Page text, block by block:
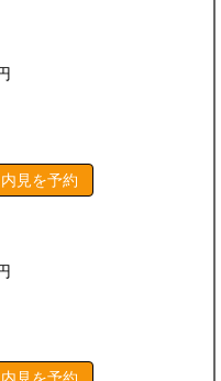
内見を予約
内見を予約